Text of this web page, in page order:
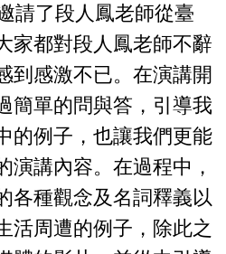
請了段人鳳老師從臺
家都對段人鳳老師不辭
到感激不已。在演講開
簡單的問與答，引導我
的例子，也讓我們更能
演講內容。在過程中，
各種觀念及名詞釋義以
活周遭的例子，除此之